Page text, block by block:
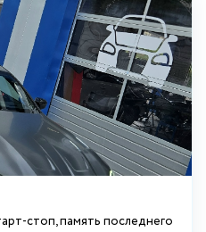
стоп, память последнего